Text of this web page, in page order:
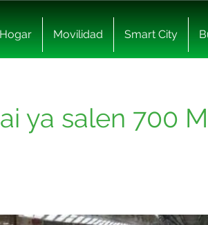
Hogar Movilidad Smart City
ya salen 700